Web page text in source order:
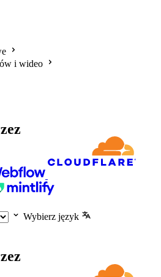
i wideo
Wybierz język